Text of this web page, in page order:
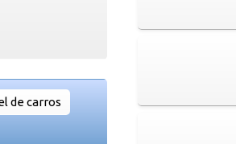
de carros